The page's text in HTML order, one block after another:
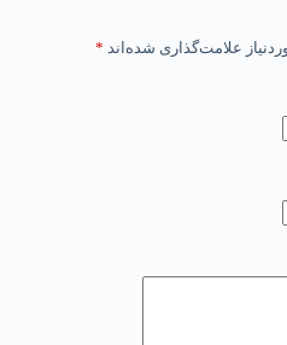
علامت‌گذاری شده‌اند *